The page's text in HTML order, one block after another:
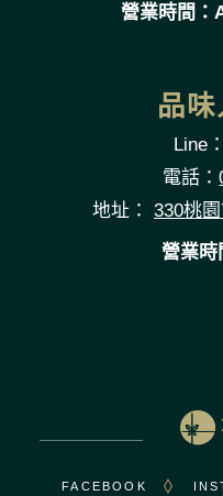
營業時間：
品
Line：
電話：
地址： 330桃
營業時
FACEBOOK